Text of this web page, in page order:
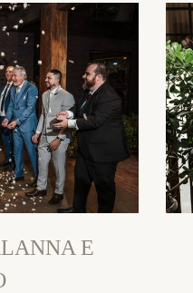
E